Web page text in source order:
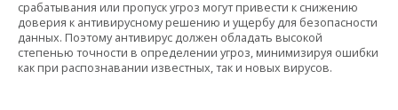
срабатывания или пропуск угроз могут привести к снижению
доверия к антивирусному решению и ущербу для безопасности
данных. Поэтому антивирус должен обладать высокой
степенью точности в определении угроз, минимизируя ошибки
как при распознавании известных, так и новых вирусов.